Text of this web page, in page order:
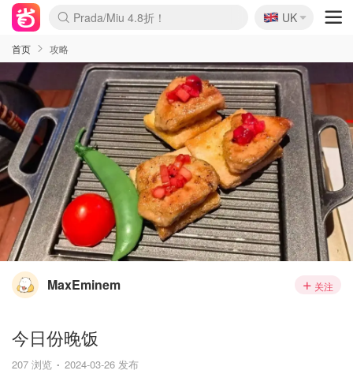
Prada/Miu 4.8折！
🇬🇧
UK
首页 攻略
MaxEminem 关注
今日份晚饭
207 浏览 2024-03-26 发布